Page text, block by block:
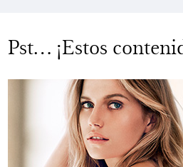
Pst… ¡Estos